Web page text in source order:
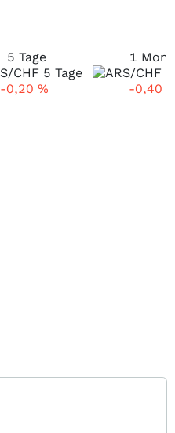
5 Tage
-0,20 %
1
-0,40